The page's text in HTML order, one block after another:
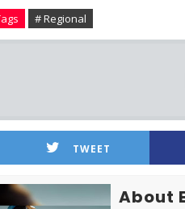
# Regional
TWEET
About